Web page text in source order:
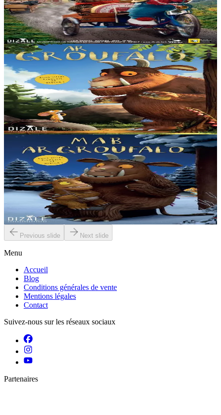
Solan veut participer à la grande course au Fromage qui opposera
son village au village voisin et ainsi montrer à tous qu’il est un vrai
champion. En secret, il...
En stock15,00 €
2 ans et plus
Dizale
Le Gruffalo
Une petite souris se promène dans un bois très sombre. Elle
rencontre un renard, un hibou et un serpent qui la trouvent bien
appétissante et l'invitent à chaque...
En stock15,00 €
2 ans et plus
Dizale
Le Petit Gruffalo
Le petit Gruffalo aimerait tant sortir de sa grotte pour aller découvrir
les bois mais son papa n’est pas de cet avis…Dehors il risquerait de
rencontrer une bête très effrayante....
En stock15,00 €
Previous slide Next slide
Menu
Accueil
Blog
Conditions générales de vente
Mentions légales
Contact
Suivez-nous sur les réseaux sociaux
Partenaires